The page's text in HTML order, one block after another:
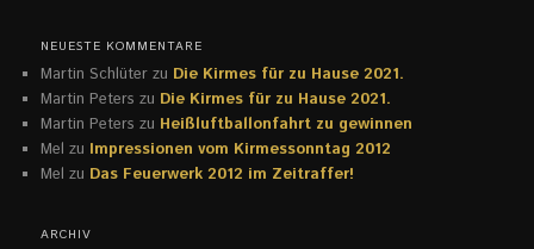
NEUESTE KOMMENTARE
Martin Schlüter zu Die Kirmes für zu Hause 2021.
Martin Peters zu Die Kirmes für zu Hause 2021.
Martin Peters zu Heißluftballonfahrt zu gewinnen
Mel zu Impressionen vom Kirmessonntag 2012
Mel zu Das Feuerwerk 2012 im Zeitraffer!
ARCHIV